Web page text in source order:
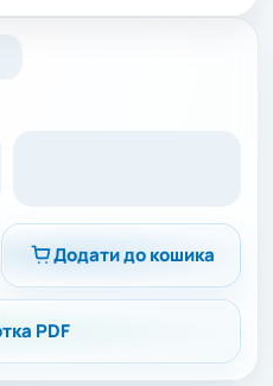
Додати до кошика
PDF